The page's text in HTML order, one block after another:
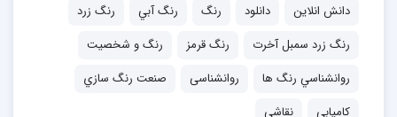
دانش انلاین
دانلود رنگ رنگ آبي
رنگ زرد
رنگ زرد سمبل آخرت
رنگ قرمز
رنگ و شخصیت
روانشناسي رنگ ها
روانشناسی
صنعت رنگ سازي
كاميابي
نقاشی